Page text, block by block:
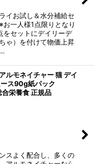
イお試し＆水分補給セ
一人様1点限りとなり
をセットにデイリーデ
ゃ）を付けて物価上昇
ルモネイチャー 猫 デイ
ス90g紙パック
栄養食 正規品
スよく配合し、多くの